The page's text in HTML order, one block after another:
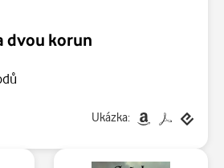
dvou korun
Ukázka: